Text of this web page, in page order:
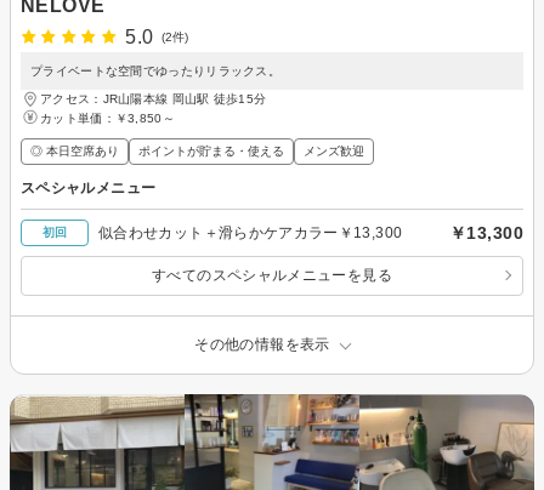
NELOVE
5.0
(2件)
プライベートな空間でゆったりリラックス。
アクセス：JR山陽本線 岡山駅 徒歩15分
カット単価： ￥3,850～
◎ 本日空席あり ポイントが貯まる・使える メンズ歓迎
スペシャルメニュー
初回 似合わせカット＋滑らかケアカラー￥13,300 ￥13,300
すべてのスペシャルメニューを見る
その他の情報を表示